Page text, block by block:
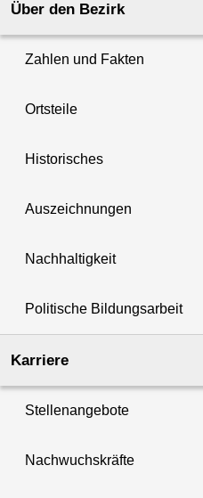
Über den Bezirk
Zahlen und Fakten
Ortsteile
Historisches
Auszeichnungen
Nachhaltigkeit
Politische Bildungsarbeit
Karriere
Stellenangebote
Nachwuchskräfte